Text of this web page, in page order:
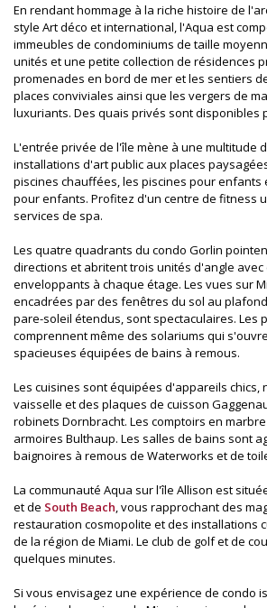
En rendant hommage à la riche histoire de
style Art déco et international, l'Aqua est
immeubles de condominiums de taille
unités et une petite collection de résidences
promenades en bord de mer et les sentiers
places conviviales ainsi que les vergers de
luxuriants. Des quais privés sont disponibles
L'entrée privée de l'île mène à une multitude
installations d'art public aux places
piscines chauffées, les piscines pour enfants
pour enfants. Profitez d'un centre de fitness
services de spa.
Les quatre quadrants du condo Gorlin
directions et abritent trois unités d'angle avec
enveloppants à chaque étage. Les vues sur
encadrées par des fenêtres du sol au
pare-soleil étendus, sont spectaculaires. Les
comprennent même des solariums qui
spacieuses équipées de bains à remous.
Les cuisines sont équipées d'appareils chics,
vaisselle et des plaques de cuisson
robinets Dornbracht. Les comptoirs en
armoires Bulthaup. Les salles de bains sont
baignoires à remous de Waterworks et de
La communauté Aqua sur l'île Allison est
et de South Beach, vous rapprochant des
restauration cosmopolite et des installations
de la région de Miami. Le club de golf et de
quelques minutes.
Si vous envisagez une expérience de condo